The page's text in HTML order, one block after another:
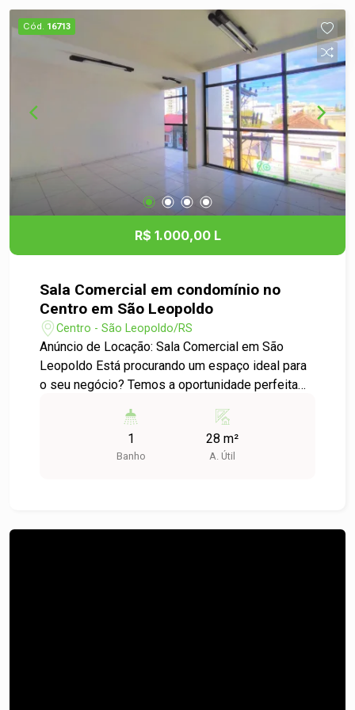
restaurantes, bancos e outros serviços,
garantindo conveniência e facilidade para você e
seus clientes. Não perca essa oportunidade
única de alugar um espaço comercial de
qualidade em São Leopoldo. Entre em contato
conosco agora mesmo e agende uma visita para
conhecer essa sala comercial.
Cód. 16713
R$ 1.000,00 L
Sala Comercial em condomínio no
Centro em São Leopoldo
Centro - São Leopoldo/RS
Anúncio de Locação: Sala Comercial em São
Leopoldo Está procurando um espaço ideal para
o seu negócio? Temos a oportunidade perfeita
de São Leopoldo Características do Imóvel: -
Tipo: Sala Comercial - Localização: Bairro Centro,
São Leopoldo. Descrição: Esta sala comercial
1
Banho
28 m²
A. Útil